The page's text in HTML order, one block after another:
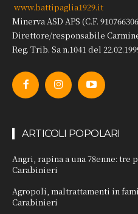
www.battipaglia1929.it
Minerva ASD APS (C.F.
Direttore/responsabile
Reg. Trib. Sa n.1041 del
ARTICOLI POPOLARI
Angri, rapina a una 78enne: tre
Carabinieri
Agropoli, maltrattamenti in
Carabinieri